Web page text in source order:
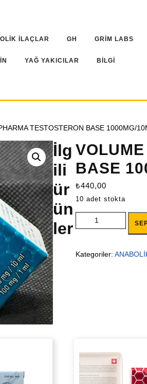
İLAÇLAR GH GRİM LABS
YAĞ YAKICILAR BİLGİ
TESTOSTERON BASE 1000MG/
BASE
₺440,00
10 adet stokta
VOLUME PHARMA
Kategoriler:
İlg
ili
ür
ün
ler